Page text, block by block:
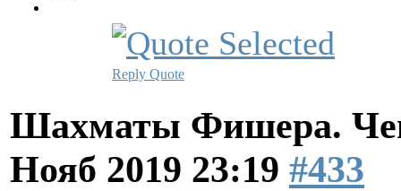
Reply Quote
Шахматы Фишера.
Нояб 2019 23:19 #433